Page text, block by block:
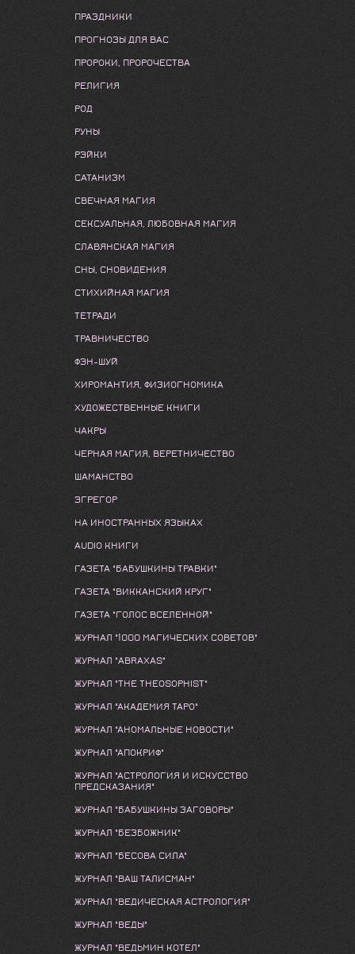
ПРАЗДНИКИ
ПРОГНОЗЫ ДЛЯ ВАС
ПРОРОКИ, ПРОРОЧЕСТВА
РЕЛИГИЯ
РОД
РУНЫ
РЭЙКИ
САТАНИЗМ
СВЕЧНАЯ МАГИЯ
СЕКСУАЛЬНАЯ, ЛЮБОВНАЯ МАГИЯ
СЛАВЯНСКАЯ МАГИЯ
СНЫ, СНОВИДЕНИЯ
СТИХИЙНАЯ МАГИЯ
ТЕТРАДИ
ТРАВНИЧЕСТВО
ФЭН-ШУЙ
ХИРОМАНТИЯ, ФИЗИОГНОМИКА
ХУДОЖЕСТВЕННЫЕ КНИГИ
ЧАКРЫ
ЧЕРНАЯ МАГИЯ, ВЕРЕТНИЧЕСТВО
ШАМАНСТВО
ЭГРЕГОР
НА ИНОСТРАННЫХ ЯЗЫКАХ
AUDIO КНИГИ
ГАЗЕТА "БАБУШКИНЫ ТРАВКИ"
ГАЗЕТА "ВИККАНСКИЙ КРУГ"
ГАЗЕТА "ГОЛОС ВСЕЛЕННОЙ"
ЖУРНАЛ "1000 МАГИЧЕСКИХ СОВЕТОВ"
ЖУРНАЛ "ABRAXAS"
ЖУРНАЛ "THE THEOSOPHIST"
ЖУРНАЛ "АКАДЕМИЯ ТАРО"
ЖУРНАЛ "АНОМАЛЬНЫЕ НОВОСТИ"
ЖУРНАЛ "АПОКРИФ"
ЖУРНАЛ "АСТРОЛОГИЯ И ИСКУССТВО
ПРЕДСКАЗАНИЯ"
ЖУРНАЛ "БАБУШКИНЫ ЗАГОВОРЫ"
ЖУРНАЛ "БЕЗБОЖНИК"
ЖУРНАЛ "БЕСОВА СИЛА"
ЖУРНАЛ "ВАШ ТАЛИСМАН"
ЖУРНАЛ "ВЕДИЧЕСКАЯ АСТРОЛОГИЯ"
ЖУРНАЛ "ВЕДЫ"
ЖУРНАЛ "ВЕДЬМИН КОТЕЛ"